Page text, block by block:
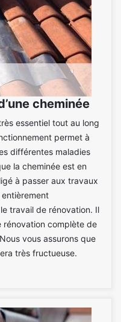
cheminée
essentiel tout au long
permet à
différentes maladies
la cheminée est en
à passer aux travaux
entièrement
travail de rénovation. Il
rénovation complète de
vous assurons que
très fructueuse.